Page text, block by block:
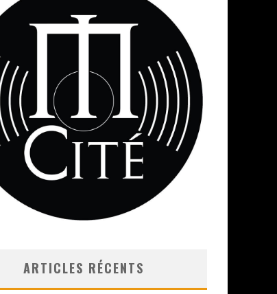
ARTICLES RÉCENTS